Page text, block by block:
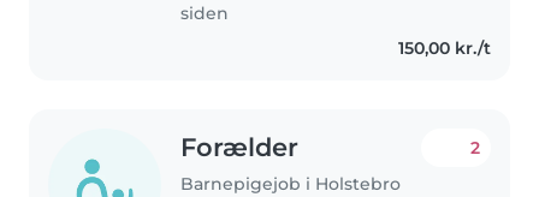
siden
150,00 kr./t
Forælder
Barnepigejob i Holstebro
2